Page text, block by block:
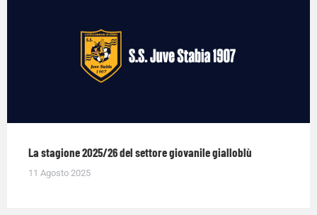
La stagione 2025/26 del settore giovanile gialloblù
11 Agosto 2025